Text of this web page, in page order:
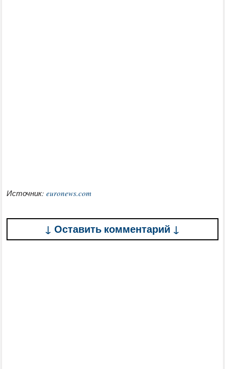
Источник:euronews.com
↓ Оставить комментарий ↓